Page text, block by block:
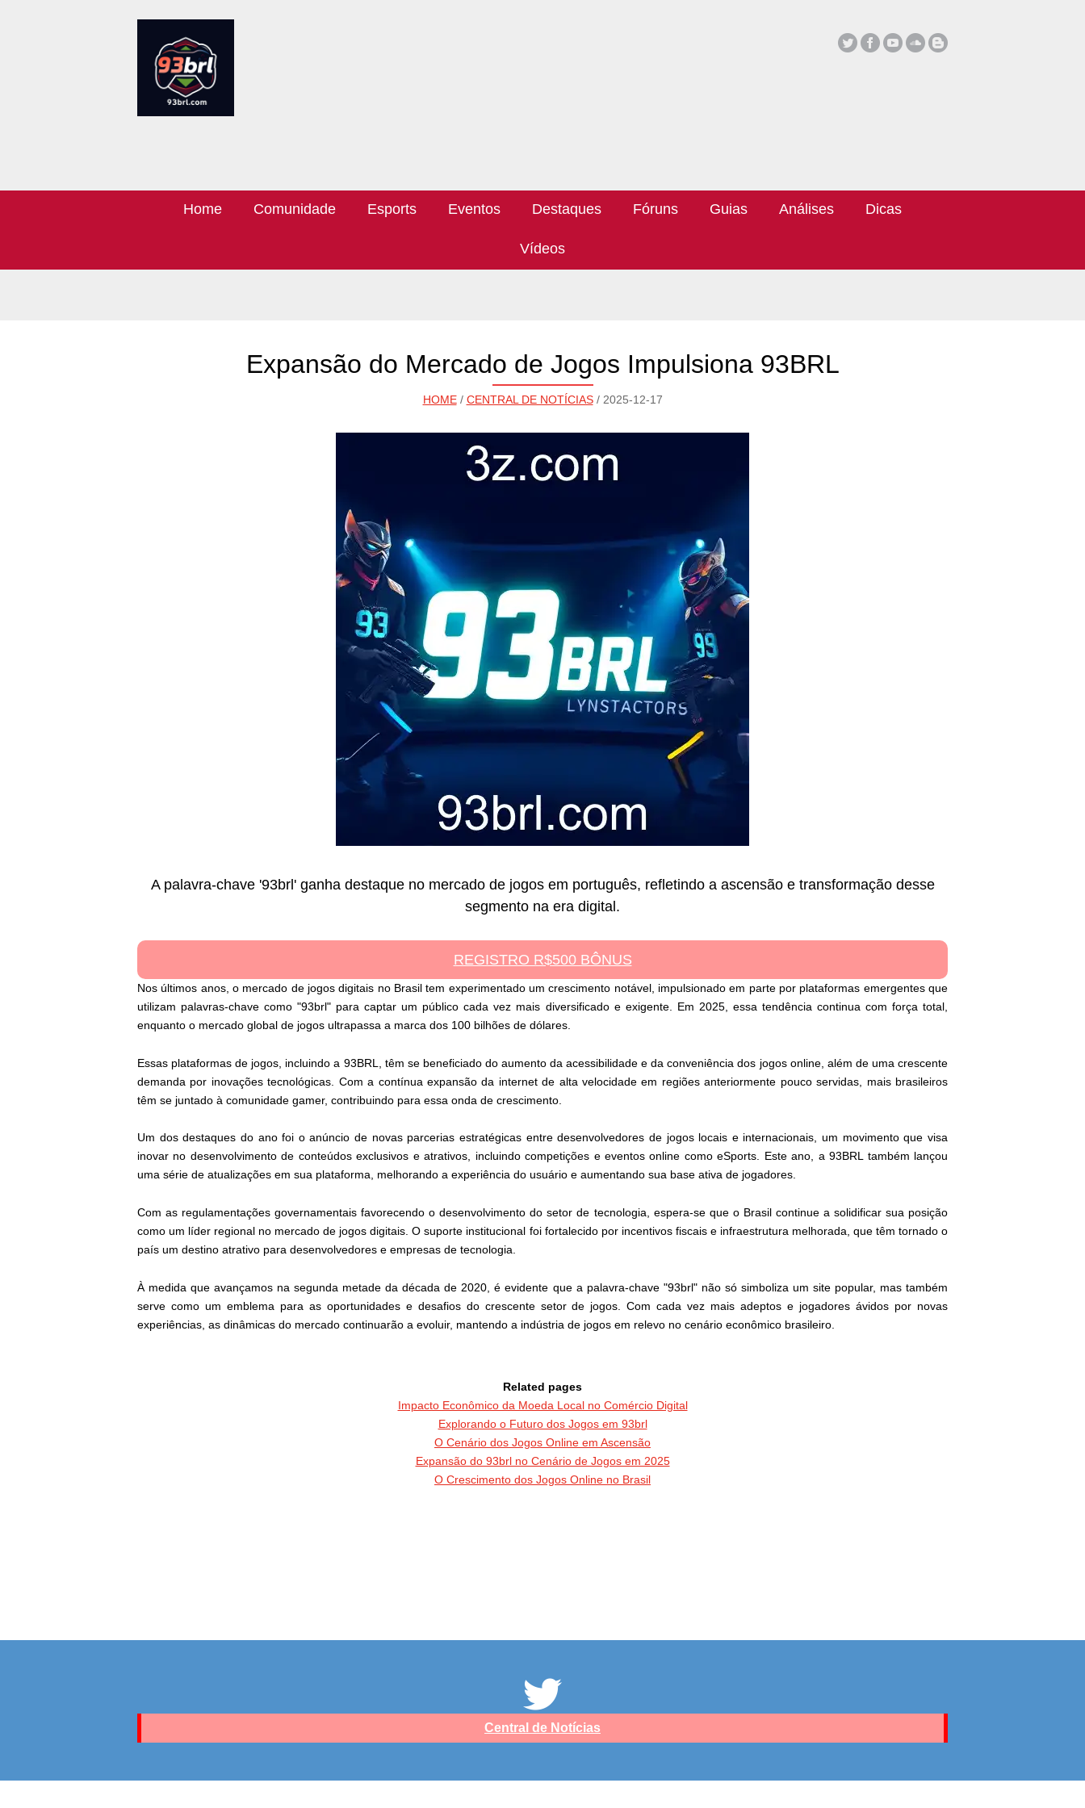
Home Comunidade Esports Eventos Destaques Fóruns Guias Análises Dicas
Vídeos
Expansão do Mercado de Jogos Impulsiona 93BRL
HOME/ CENTRAL DE NOTÍCIAS/ 2025-12-17
A palavra-chave '93brl' ganha destaque no mercado de jogos em português, refletindo a ascensão e transformação desse
segmento na era digital.
REGISTRO R$500 BÔNUS
Nos últimos anos, o mercado de jogos digitais no Brasil tem experimentado um crescimento notável, impulsionado em parte por plataformas emergentes que
utilizam palavras-chave como "93brl" para captar um público cada vez mais diversificado e exigente. Em 2025, essa tendência continua com força total,
enquanto o mercado global de jogos ultrapassa a marca dos 100 bilhões de dólares.
Essas plataformas de jogos, incluindo a 93BRL, têm se beneficiado do aumento da acessibilidade e da conveniência dos jogos online, além de uma crescente
demanda por inovações tecnológicas. Com a contínua expansão da internet de alta velocidade em regiões anteriormente pouco servidas, mais brasileiros
têm se juntado à comunidade gamer, contribuindo para essa onda de crescimento.
Um dos destaques do ano foi o anúncio de novas parcerias estratégicas entre desenvolvedores de jogos locais e internacionais, um movimento que visa
inovar no desenvolvimento de conteúdos exclusivos e atrativos, incluindo competições e eventos online como eSports. Este ano, a 93BRL também lançou
uma série de atualizações em sua plataforma, melhorando a experiência do usuário e aumentando sua base ativa de jogadores.
Com as regulamentações governamentais favorecendo o desenvolvimento do setor de tecnologia, espera-se que o Brasil continue a solidificar sua posição
como um líder regional no mercado de jogos digitais. O suporte institucional foi fortalecido por incentivos fiscais e infraestrutura melhorada, que têm tornado o
país um destino atrativo para desenvolvedores e empresas de tecnologia.
À medida que avançamos na segunda metade da década de 2020, é evidente que a palavra-chave "93brl" não só simboliza um site popular, mas também
serve como um emblema para as oportunidades e desafios do crescente setor de jogos. Com cada vez mais adeptos e jogadores ávidos por novas
experiências, as dinâmicas do mercado continuarão a evoluir, mantendo a indústria de jogos em relevo no cenário econômico brasileiro.
Related pages
Impacto Econômico da Moeda Local no Comércio Digital
Explorando o Futuro dos Jogos em 93brl
O Cenário dos Jogos Online em Ascensão
Expansão do 93brl no Cenário de Jogos em 2025
O Crescimento dos Jogos Online no Brasil
Central de Notícias